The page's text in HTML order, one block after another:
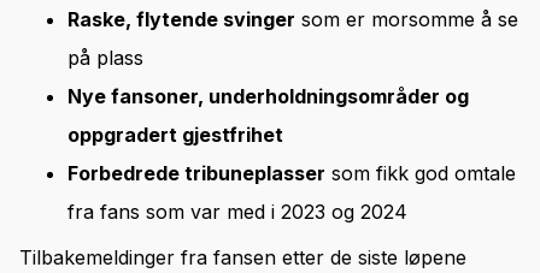
Raske, flytende svinger som er morsomme å se
på plass
Nye fansoner, underholdningsområder og
oppgradert gjestfrihet
Forbedrede tribuneplasser som fikk god omtale
fra fans som var med i 2023 og 2024
Tilbakemeldinger fra fansen etter de siste løpene